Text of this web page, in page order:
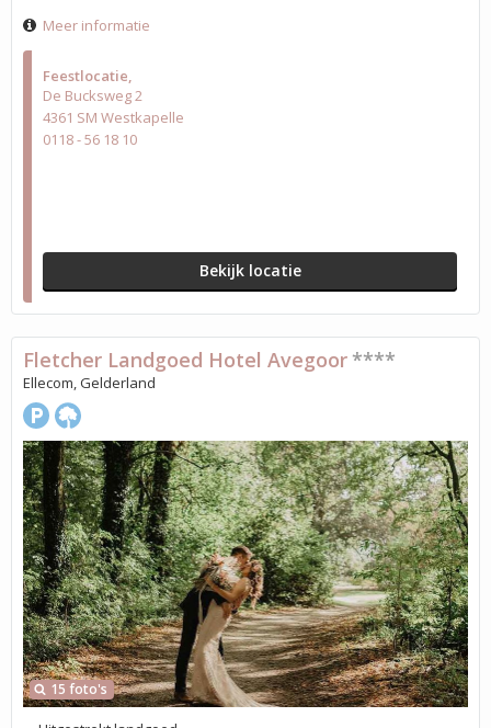
Feestlocatie
De Bucksweg 2
4361 SM Westkapelle
0118 - 56 18 10
Bekijk locatie
Meer informatie
15 foto's
Fletcher Landgoed Hotel Avegoor ****
Ellecom, Gelderland